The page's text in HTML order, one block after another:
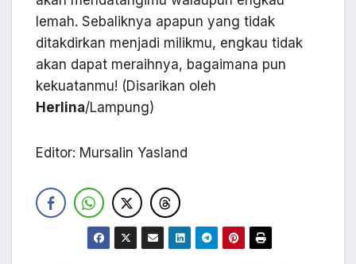
lemah. Sebaliknya apapun yang tidak
ditakdirkan menjadi milikmu, engkau tidak
akan dapat meraihnya, bagaimana pun
kekuatanmu! (Disarikan oleh
Herlina/Lampung)
Editor: Mursalin Yasland